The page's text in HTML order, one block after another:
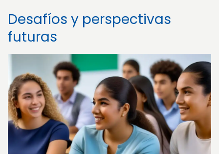
Desafíos y perspectivas
futuras